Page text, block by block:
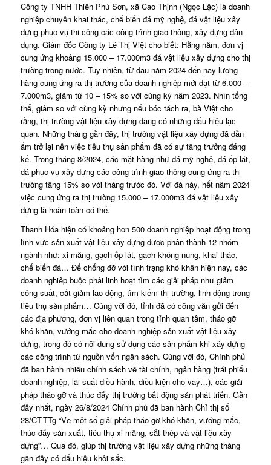
Công ty TNHH Thiên Phú Sơn, xã Cao Thịnh (Ngọc Lặc) là doanh
nghiệp chuyên khai thác, chế biến đá mỹ nghệ, đá vật liệu xây
dựng phục vụ thi công các công trình giao thông, xây dựng dân
dụng. Giám đốc Công ty Lê Thị Việt cho biết: Hằng năm, đơn vị
cung ứng khoảng 15.000 – 17.000m3 đá vật liệu xây dựng cho thị
trường trong nước. Tuy nhiên, từ đầu năm 2024 đến nay lượng
hàng cung ứng ra thị trường của doanh nghiệp mới đạt từ 6.000 –
7.000m3, giảm từ 10 – 15% so với cùng kỳ năm 2023. Nhìn tổng
thể, giảm so với cùng kỳ nhưng nếu bóc tách ra, bà Việt cho
rằng, thị trường vật liệu xây dựng đang có những dấu hiệu lạc
quan. Những tháng gần đây, thị trường vật liệu xây dựng đã dần
ấm trở lại nên việc tiêu thụ sản phẩm đã có sự tăng trưởng đáng
kể. Trong tháng 8/2024, các mặt hàng như đá mỹ nghệ, đá ốp lát,
đá phục vụ xây dựng các công trình giao thông cung ứng ra thị
trường tăng 15% so với tháng trước đó. Với đà này, hết năm 2024
việc cung ứng ra thị trường 15.000 – 17.000m3 đá vật liệu xây
dựng là hoàn toàn có thể.
Thanh Hóa hiện có khoảng hơn 500 doanh nghiệp hoạt động trong
lĩnh vực sản xuất vật liệu xây dựng được phân thành 12 nhóm
ngành như: xi măng, gạch ốp lát, gạch không nung, khai thác,
chế biến đá… Để chống đỡ với tình trạng khó khăn hiện nay, các
doanh nghiêp buộc phải linh hoạt tìm các giải pháp như giảm
công suất, cắt giảm lao động, tìm kiếm thị trường, linh động trong
tiêu thụ sản phẩm… Cùng với đó, tỉnh đã có công văn gửi đến
các địa phương, đơn vị liên quan trong tỉnh quan tâm, tháo gỡ
khó khăn, vướng mắc cho doanh nghiệp sản xuất vật liệu xây
dựng, trong đó có nội dung sử dụng các sản phẩm khi xây dựng
các công trình từ nguồn vốn ngân sách. Cùng với đó, Chính phủ
đã ban hành nhiều chính sách về tài chính, ngân hàng (trái phiếu
doanh nghiệp, lãi suất điều hành, điều kiện cho vay…), các giải
pháp tháo gỡ và thúc đẩy thị trường bất động sản phát triển. Gần
đây nhất, ngày 26/8/2024 Chính phủ đã ban hành Chỉ thị số
28/CT-TTg “Về một số giải pháp tháo gỡ khó khăn, vướng mắc,
thúc đẩy sản xuất, tiêu thụ xi măng, sắt thép và vật liệu xây
dựng”… Qua đó, giúp thị trường vật liệu xây dựng những tháng
gần đây có dấu hiệu khởi sắc.